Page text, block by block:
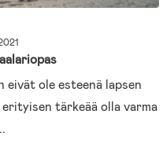
eivät ole esteenä lapsen
tärkeää olla varma